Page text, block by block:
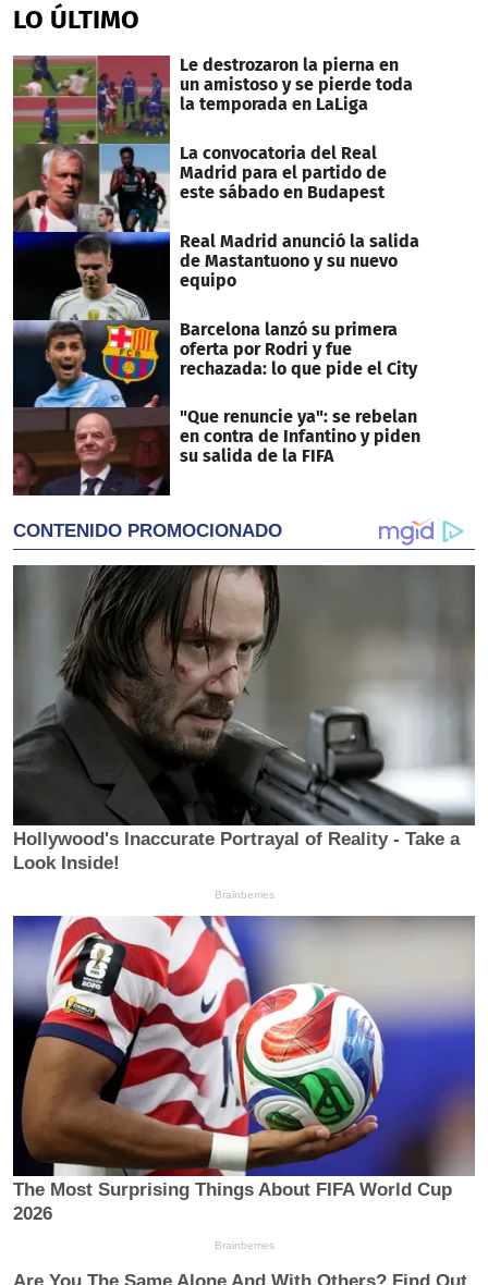
LO ÚLTIMO
Le destrozaron la pierna en
un amistoso y se pierde toda
la temporada en LaLiga
La convocatoria del Real
Madrid para el partido de
este sábado en Budapest
Real Madrid anunció la salida
de Mastantuono y su nuevo
equipo
Barcelona lanzó su primera
oferta por Rodri y fue
rechazada: lo que pide el City
"Que renuncie ya": se rebelan
en contra de Infantino y piden
su salida de la FIFA